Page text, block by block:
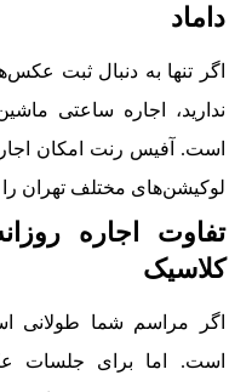
داماد
اگر تنها به دنبال ثبت
ندارید، اجاره ساعتی
است. آفیس رنت امکان
لوکیشن‌های مختلف تهران
تفاوت اجاره
کلاسیک
اگر مراسم شما طولانی
است. اما برای جلسات